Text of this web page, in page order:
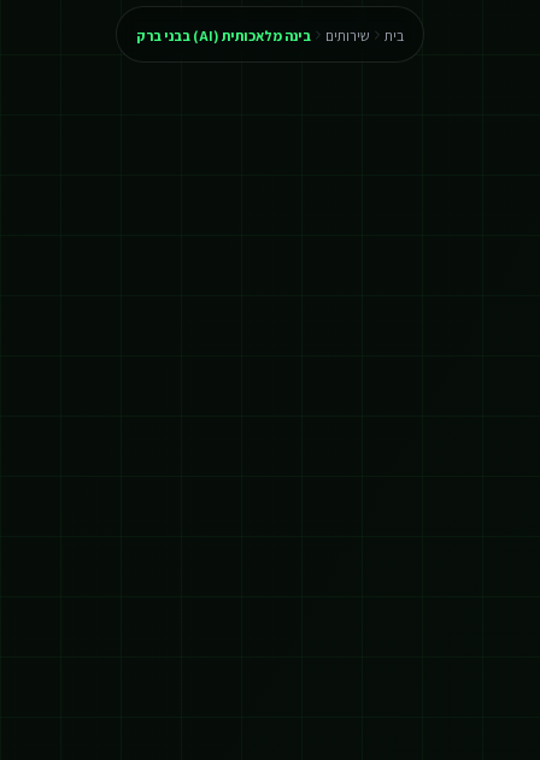
בית שירותים בינה מלאכותית (AI) בבני ברק